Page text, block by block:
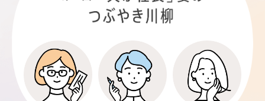
つぐのわについて